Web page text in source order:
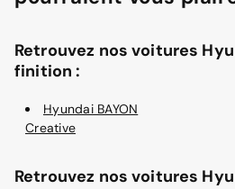
Retrouvez nos voitures
finition :
Hyundai BAYON
Creative
Retrouvez nos voitures